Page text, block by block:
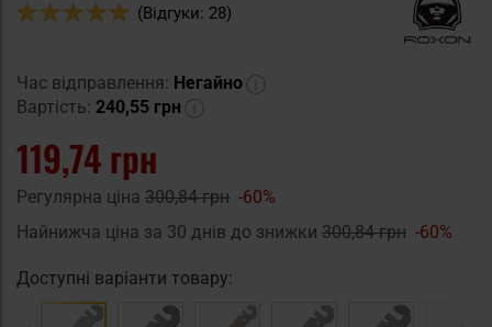
Оцінка:
(Відгуки: 28)
Час відправлення: Негайно
Вартість: 240,55 грн
119,74 грн
Регулярна ціна 300,84 грн -60%
Найнижча ціна за 30 днів до знижки 300,84 грн -60%
Доступні варіанти товару: